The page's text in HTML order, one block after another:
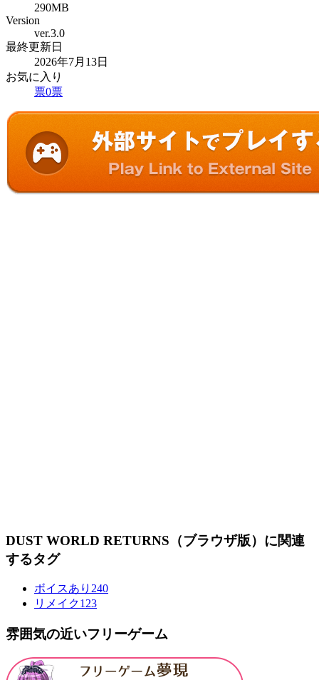
290MB
Version
ver.3.0
最終更新日
2026年7月13日
お気に入り
票0票
DUST WORLD RETURNS（ブラウザ版）に関連
するタグ
ボイスあり 240
リメイク123
雰囲気の近いフリーゲーム